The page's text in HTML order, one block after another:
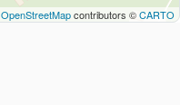
OpenStreetMapcontributors ©CARTO